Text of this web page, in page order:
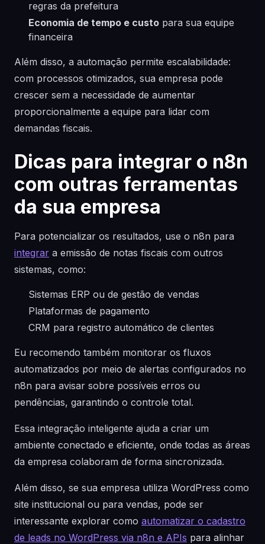
regras da prefeitura
Economia de tempo e custo para sua equipe
financeira
Além disso, a automação permite escalabilidade:
com processos otimizados, sua empresa pode
crescer sem a necessidade de aumentar
proporcionalmente a equipe para lidar com
demandas fiscais.
Dicas para integrar o n8n
com outras ferramentas
da sua empresa
Para potencializar os resultados, use o n8n para
integrar a emissão de notas fiscais com outros
sistemas, como:
Sistemas ERP ou de gestão de vendas
Plataformas de pagamento
CRM para registro automático de clientes
Eu recomendo também monitorar os fluxos
automatizados por meio de alertas configurados no
n8n para avisar sobre possíveis erros ou
pendências, garantindo o controle total.
Essa integração inteligente ajuda a criar um
ambiente conectado e eficiente, onde todas as áreas
da empresa colaboram de forma sincronizada.
Além disso, se sua empresa utiliza WordPress como
site institucional ou para vendas, pode ser
interessante explorar como automatizar o cadastro
de leads no WordPress via n8n e APIs para alinhar